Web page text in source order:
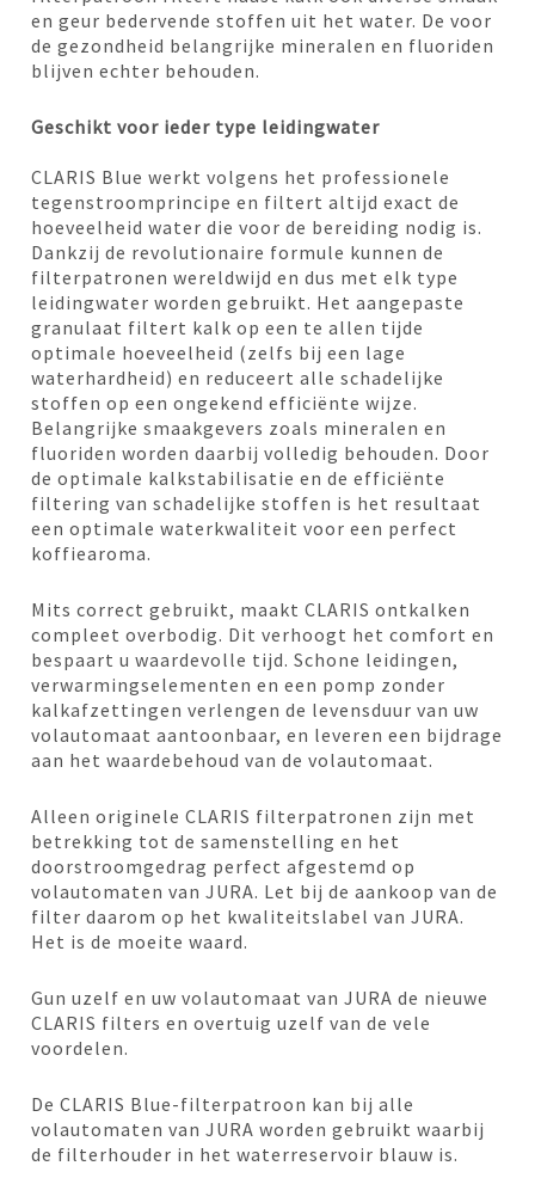
en geur bedervende stoffen uit het water. De voor
de gezondheid belangrijke mineralen en fluoriden
blijven echter behouden.
Geschikt voor ieder type leidingwater
CLARIS Blue werkt volgens het professionele
tegenstroomprincipe en filtert altijd exact de
hoeveelheid water die voor de bereiding nodig is.
Dankzij de revolutionaire formule kunnen de
filterpatronen wereldwijd en dus met elk type
leidingwater worden gebruikt. Het aangepaste
granulaat filtert kalk op een te allen tijde
optimale hoeveelheid (zelfs bij een lage
waterhardheid) en reduceert alle schadelijke
stoffen op een ongekend efficiënte wijze.
Belangrijke smaakgevers zoals mineralen en
fluoriden worden daarbij volledig behouden. Door
de optimale kalkstabilisatie en de efficiënte
filtering van schadelijke stoffen is het resultaat
een optimale waterkwaliteit voor een perfect
koffiearoma.
Mits correct gebruikt, maakt CLARIS ontkalken
compleet overbodig. Dit verhoogt het comfort en
bespaart u waardevolle tijd. Schone leidingen,
verwarmingselementen en een pomp zonder
kalkafzettingen verlengen de levensduur van uw
volautomaat aantoonbaar, en leveren een bijdrage
aan het waardebehoud van de volautomaat.
Alleen originele CLARIS filterpatronen zijn met
betrekking tot de samenstelling en het
doorstroomgedrag perfect afgestemd op
volautomaten van JURA. Let bij de aankoop van de
filter daarom op het kwaliteitslabel van JURA.
Het is de moeite waard.
Gun uzelf en uw volautomaat van JURA de nieuwe
CLARIS filters en overtuig uzelf van de vele
voordelen.
De CLARIS Blue-filterpatroon kan bij alle
volautomaten van JURA worden gebruikt waarbij
de filterhouder in het waterreservoir blauw is.